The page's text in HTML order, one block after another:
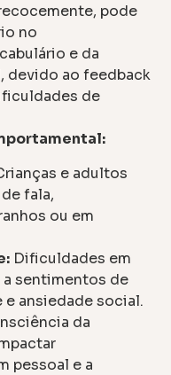
pode
no
e da
devido ao feedback
de
e adultos
fala,
ou em
Dificuldades em
a sentimentos de
ansiedade social.
da
pessoal e a